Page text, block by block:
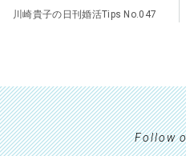
川崎貴子の日刊婚活Tips No.047
Follow